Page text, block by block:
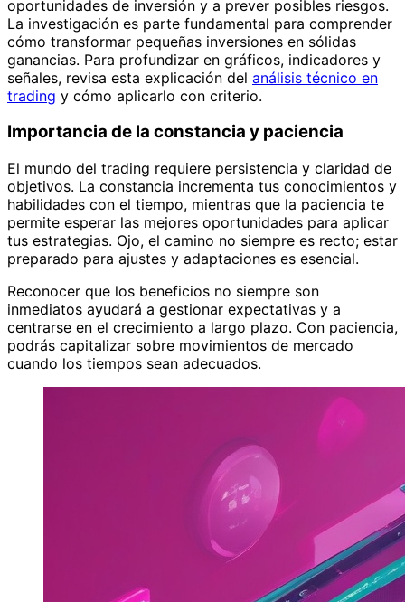
oportunidades de inversión y a prever posibles riesgos.
La investigación es parte fundamental para comprender
cómo transformar pequeñas inversiones en sólidas
ganancias. Para profundizar en gráficos, indicadores y
señales, revisa esta explicación del análisis técnico en
trading y cómo aplicarlo con criterio.
Importancia de la constancia y paciencia
El mundo del trading requiere persistencia y claridad de
objetivos. La constancia incrementa tus conocimientos y
habilidades con el tiempo, mientras que la paciencia te
permite esperar las mejores oportunidades para aplicar
tus estrategias. Ojo, el camino no siempre es recto; estar
preparado para ajustes y adaptaciones es esencial.
Reconocer que los beneficios no siempre son
inmediatos ayudará a gestionar expectativas y a
centrarse en el crecimiento a largo plazo. Con paciencia,
podrás capitalizar sobre movimientos de mercado
cuando los tiempos sean adecuados.